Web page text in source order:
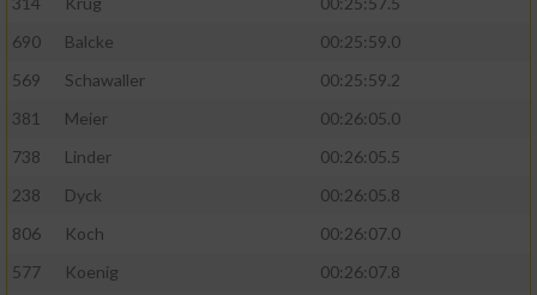
690
Balcke
00:25:59.0
569
Schawaller
00:25:59.2
381
Meier
00:26:05.0
738
Linder
00:26:05.5
238
Dyck
00:26:05.8
806
Koch
00:26:07.0
577
Koenig
00:26:07.8